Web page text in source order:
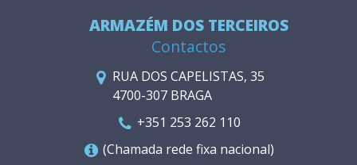
ARMAZÉM DOS TERCEIROS
Contactos
RUA DOS CAPELISTAS, 35
4700-307 BRAGA
+351 253 262 110
(Chamada rede fixa nacional)